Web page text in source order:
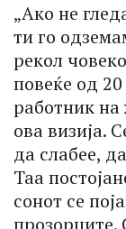
„Ако не
ти го
рекол
повеќе од
работник на
ова визија.
да слабее,
Таа
сонот се